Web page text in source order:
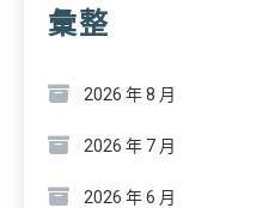
彙整
2026 年 8 月
2026 年 7 月
2026 年 6 月